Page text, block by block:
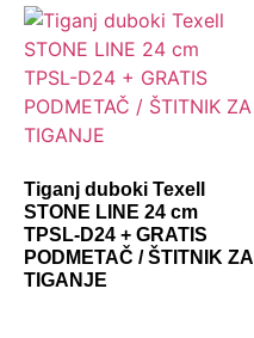
Tiganj duboki Texell
STONE LINE 24 cm
TPSL-D24 + GRATIS
PODMETAČ / ŠTITNIK ZA
TIGANJE